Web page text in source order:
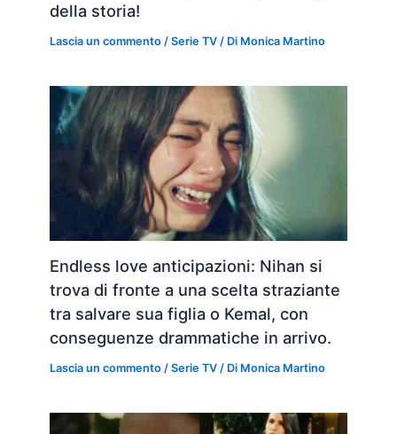
della storia!
Lascia un commento /Serie TV / Di Monica Martino
Endless love anticipazioni: Nihan si
trova di fronte a una scelta straziante
tra salvare sua figlia o Kemal, con
conseguenze drammatiche in arrivo.
Lascia un commento /Serie TV / Di Monica Martino